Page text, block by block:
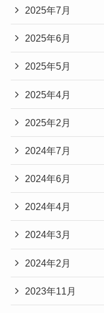
2025年7月
2025年6月
2025年5月
2025年4月
2025年2月
2024年7月
2024年6月
2024年4月
2024年3月
2024年2月
2023年11月